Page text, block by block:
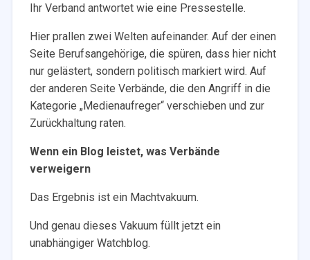
Ihr Verband antwortet wie eine Pressestelle.
Hier prallen zwei Welten aufeinander. Auf der einen
Seite Berufsangehörige, die spüren, dass hier nicht
nur gelästert, sondern politisch markiert wird. Auf
der anderen Seite Verbände, die den Angriff in die
Kategorie „Medienaufreger“ verschieben und zur
Zurückhaltung raten.
Wenn ein Blog leistet, was Verbände
verweigern
Das Ergebnis ist ein Machtvakuum.
Und genau dieses Vakuum füllt jetzt ein
unabhängiger Watchblog.